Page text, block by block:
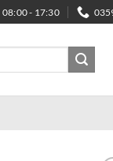
08:00 - 17:30